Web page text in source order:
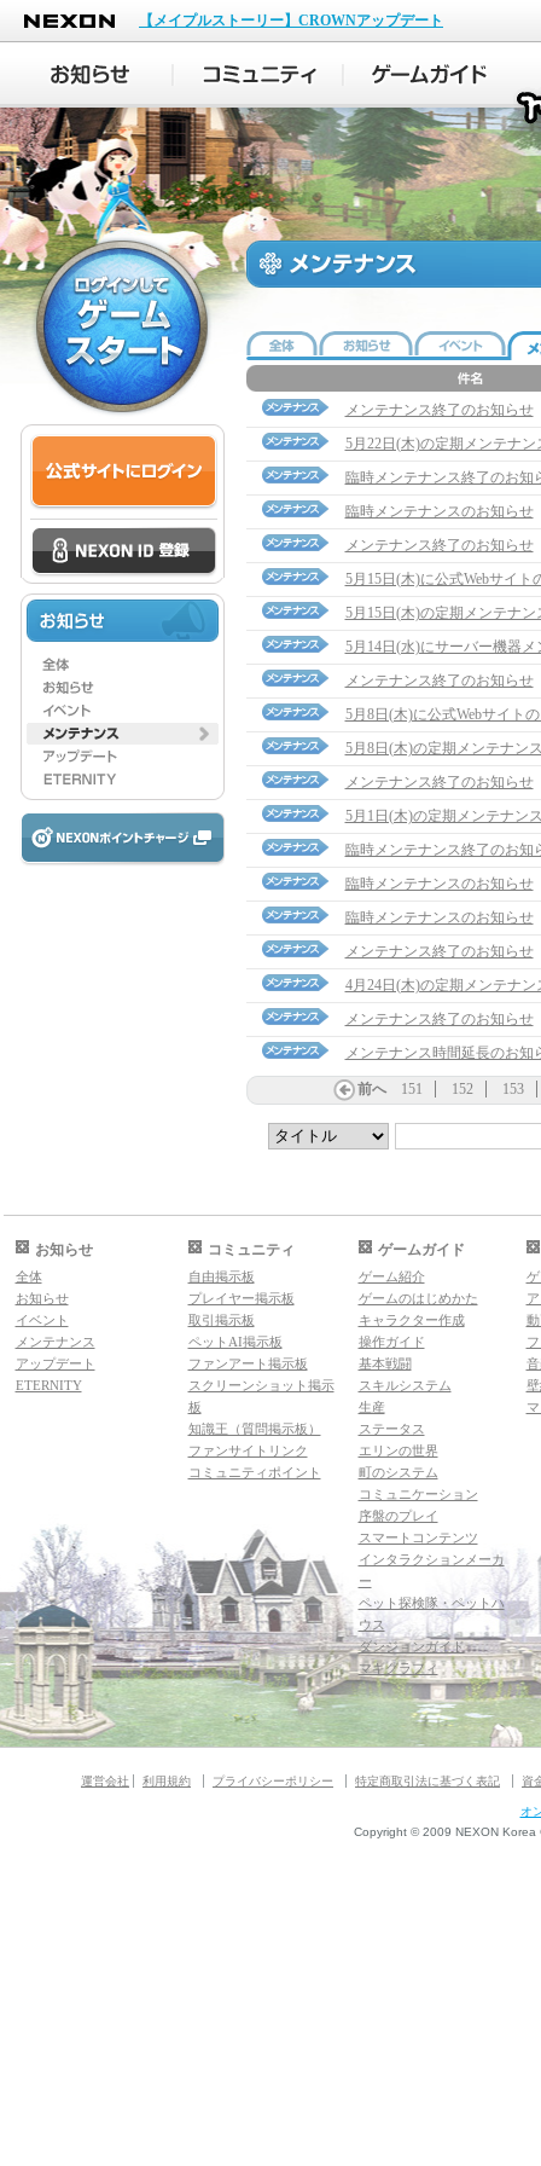
NEXON
【メイプルストーリー】CROWNアップデート
メンテナンス終了のお知らせ
5月22日(木)の定期メンテナン
臨時メンテナンス終了のお知
臨時メンテナンスのお知らせ
メンテナンス終了のお知らせ
5月15日(木)に公式Webサイ
5月15日(木)の定期メンテナン
5月14日(水)にサーバー機器
メンテナンス終了のお知らせ
5月8日(木)に公式Webサイト
5月8日(木)の定期メンテナン
メンテナンス終了のお知らせ
5月1日(木)の定期メンテナン
臨時メンテナンス終了のお知
臨時メンテナンスのお知らせ
臨時メンテナンスのお知らせ
メンテナンス終了のお知らせ
4月24日(木)の定期メンテナン
メンテナンス終了のお知らせ
メンテナンス時間延長のお知
前へ 151 152 153
お知らせ
全体
お知らせ
イベント
メンテナンス
アップデート
ETERNITY
コミュニティ
自由掲示板
プレイヤー掲示板
取引掲示板
ペットAI掲示板
ファンアート掲示板
スクリーンショット掲示
板
知識王（質問掲示板）
ファンサイトリンク
コミュニティポイント
ゲームガイド
ゲーム紹介
ゲームのはじめかた
キャラクター作成
操作ガイド
基本戦闘
スキルシステム
生産
ステータス
エリンの世界
町のシステム
コミュニケーション
序盤のプレイ
スマートコンテンツ
インタラクションメーカ
ー
ペット探検隊・ペットハ
ウス
ダンジョンガイド
マギグラフィ
運営会社 利用規約 プライバシーポリシー 特定商取引法に基づく表記 資
オ
Copyright © 2009 NEXON Korea